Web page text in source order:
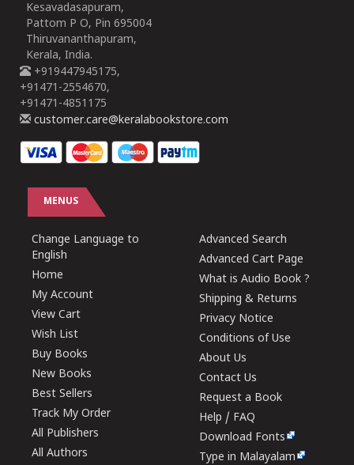
Kesavadasapuram,
Pattom P O, Pin 695004
Thiruvananthapuram,
Kerala, India.
+919447945175,
+91471-2554670,
+91471-4851175
customer.care@keralabookstore.com
MENUS
Change Language to
English
Home
My Account
View Cart
Wish List
Buy Books
New Books
Best Sellers
Track My Order
All Publishers
All Authors
Advanced Search
Advanced Cart Page
What is Audio Book ?
Shipping & Returns
Privacy Notice
Conditions of Use
About Us
Contact Us
Request a Book
Help / FAQ
Download Fonts
Type in Malayalam